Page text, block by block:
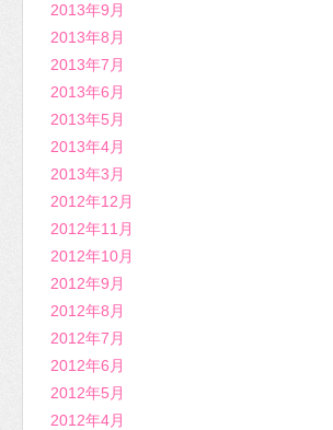
2013年9月
2013年8月
2013年7月
2013年6月
2013年5月
2013年4月
2013年3月
2012年12月
2012年11月
2012年10月
2012年9月
2012年8月
2012年7月
2012年6月
2012年5月
2012年4月